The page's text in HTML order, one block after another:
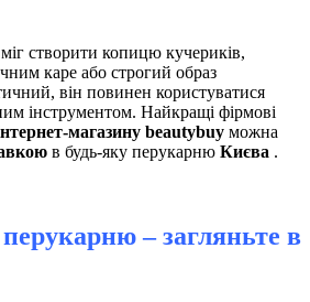
створити копицю кучериків,
каре або строгий образ
він повинен користуватися
інструментом. Найкращі фірмові
магазину beautybuy можна
в будь-яку перукарню Києва .
– загляньте в